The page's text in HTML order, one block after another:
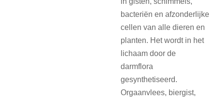
bacteriën en afzonderlijke
cellen van alle dieren en
planten. Het wordt in het
lichaam door de
darmflora
gesynthetiseerd.
Orgaanvlees, biergist,